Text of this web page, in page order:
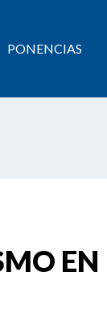
PONENCIAS
EN